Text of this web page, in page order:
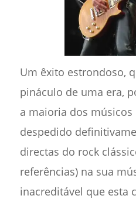
Um êxito estrondoso,
pináculo de uma era,
a maioria dos músicos
despedido
directas do rock
referências) na sua
inacreditável que esta